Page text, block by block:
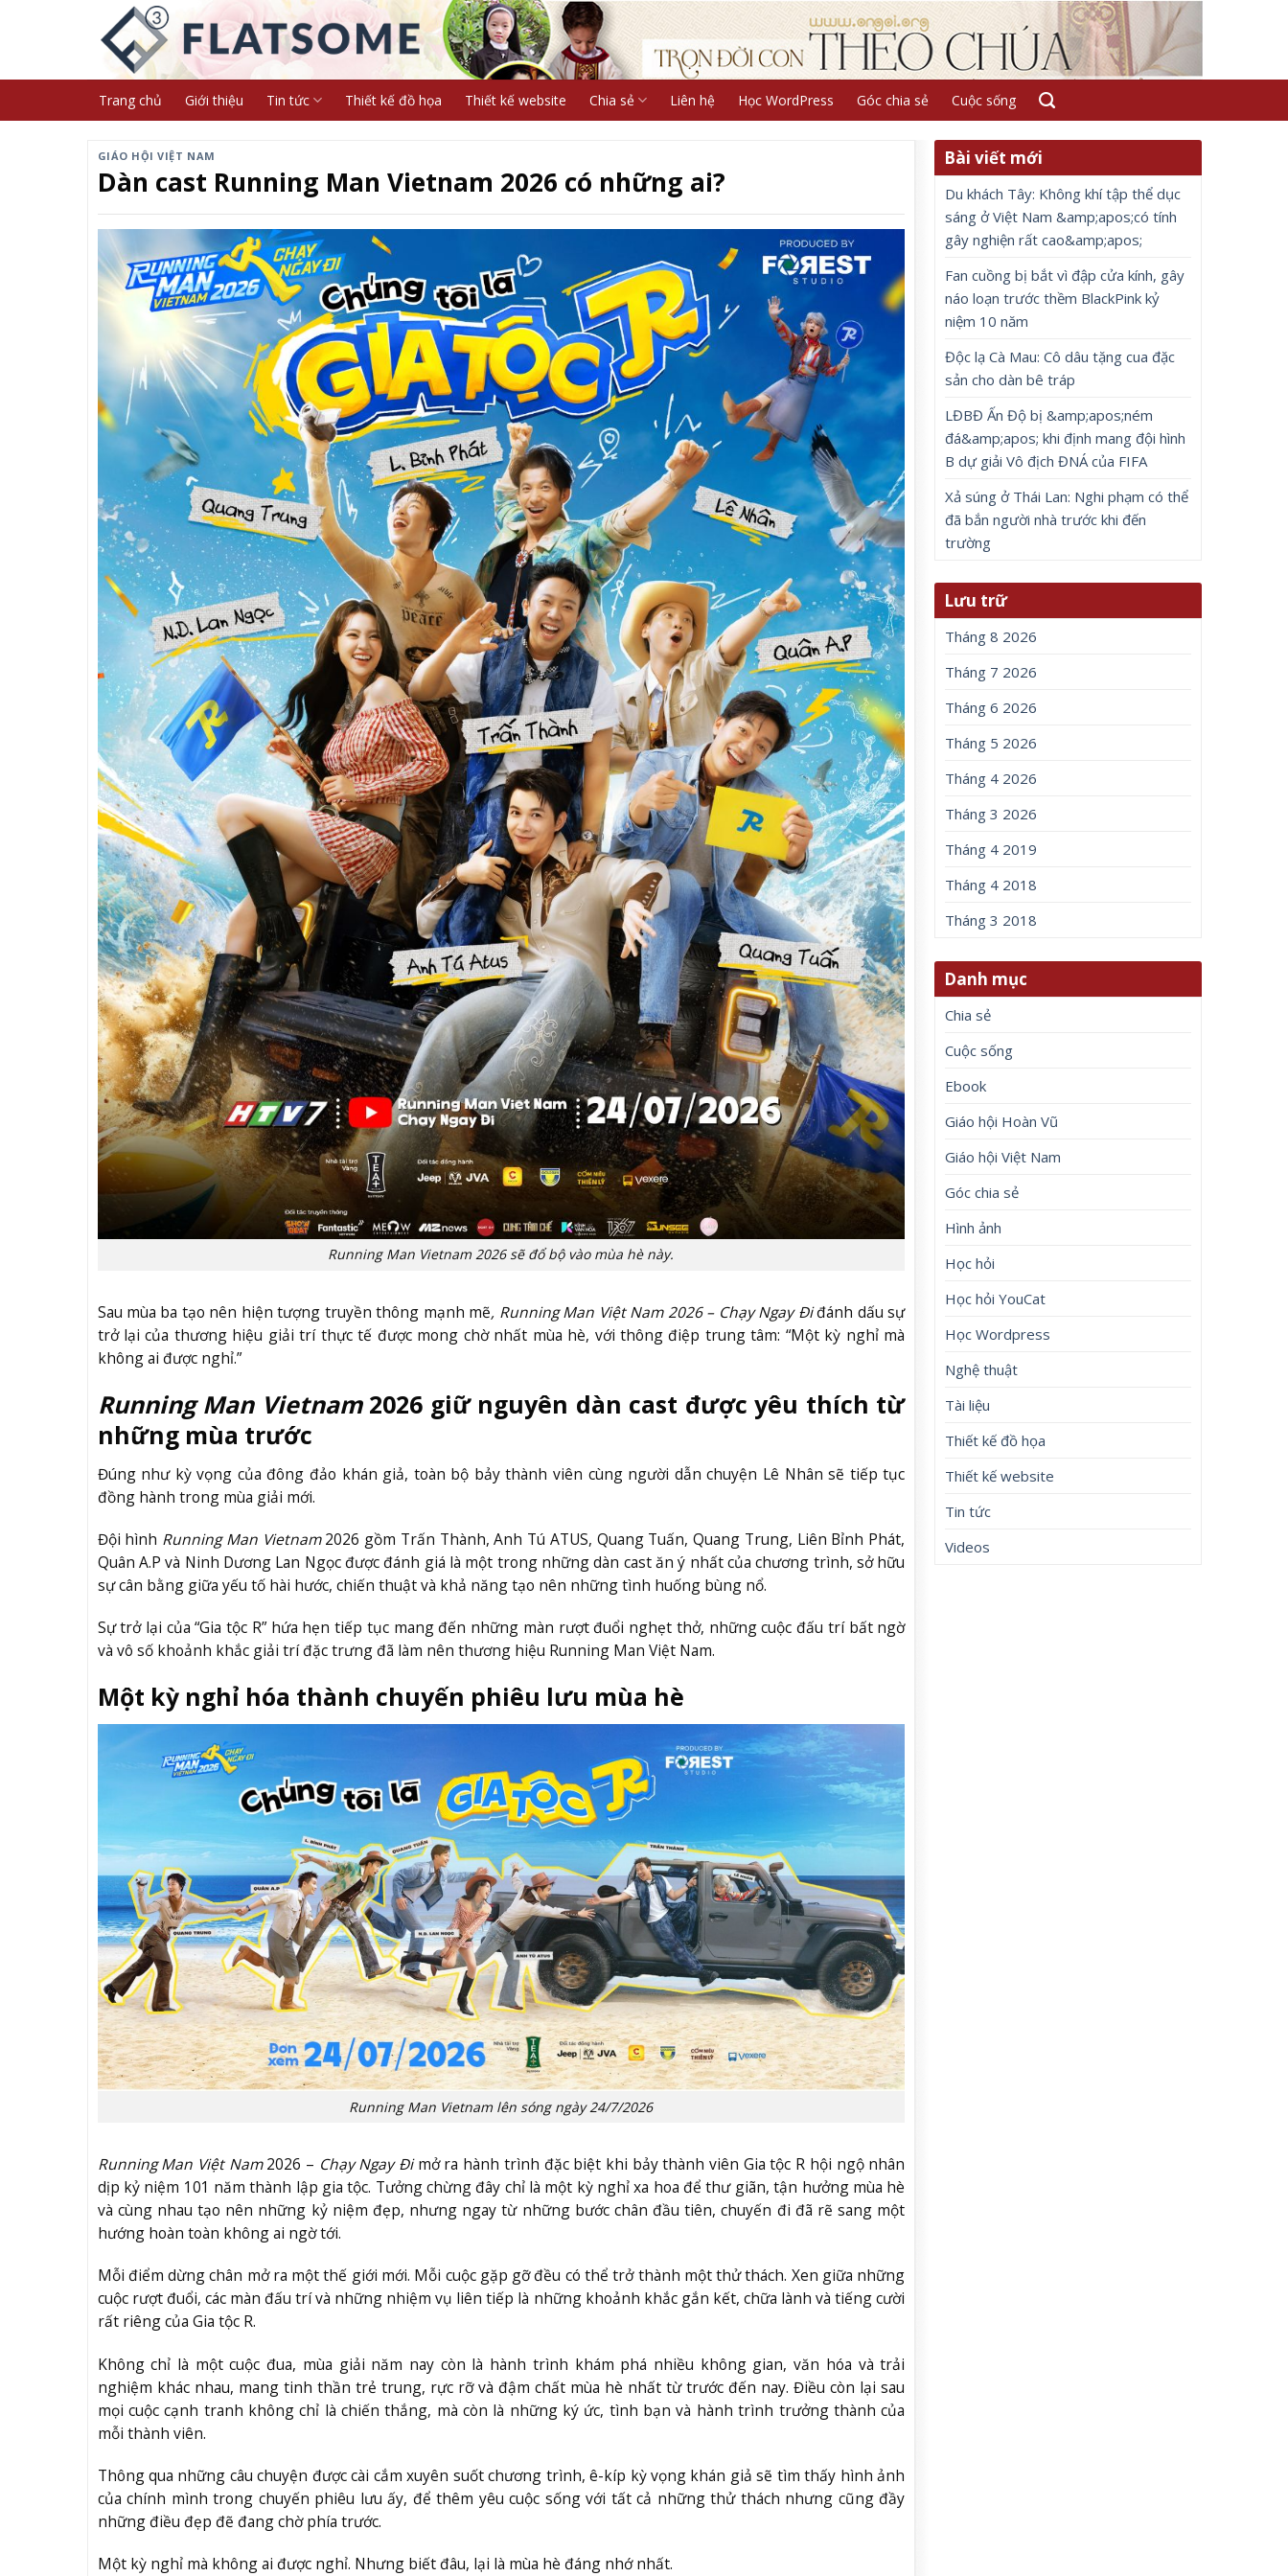
Trang chủ Giới thiệu Tin tức Thiết kế đồ họa Thiết kế website Chia sẻ Liên hệ Học WordPress Góc chia sẻ Cuộc sống
GIÁO HỘI VIỆT NAM
Dàn cast Running Man Vietnam 2026 có những ai?
Running Man Vietnam 2026 sẽ đổ bộ vào mùa hè này.
Sau mùa ba tạo nên hiện tượng truyền thông mạnh mẽ, Running Man Việt Nam 2026 – Chạy Ngay Điđánh dấu sự
trở lại của thương hiệu giải trí thực tế được mong chờ nhất mùa hè, với thông điệp trung tâm: “Một kỳ nghỉ mà
không ai được nghỉ.”
Running Man Vietnam2026 giữ nguyên dàn cast được yêu thích từ
những mùa trước
Đúng như kỳ vọng của đông đảo khán giả, toàn bộ bảy thành viên cùng người dẫn chuyện Lê Nhân sẽ tiếp tục
đồng hành trong mùa giải mới.
Đội hình Running Man Vietnam2026 gồm Trấn Thành, Anh Tú ATUS, Quang Tuấn, Quang Trung, Liên Bỉnh Phát,
Quân A.P và Ninh Dương Lan Ngọc được đánh giá là một trong những dàn cast ăn ý nhất của chương trình, sở hữu
sự cân bằng giữa yếu tố hài hước, chiến thuật và khả năng tạo nên những tình huống bùng nổ.
Sự trở lại của “Gia tộc R” hứa hẹn tiếp tục mang đến những màn rượt đuổi nghẹt thở, những cuộc đấu trí bất ngờ
và vô số khoảnh khắc giải trí đặc trưng đã làm nên thương hiệu Running Man Việt Nam.
Một kỳ nghỉ hóa thành chuyến phiêu lưu mùa hè
Running Man Vietnam lên sóng ngày 24/7/2026
Running Man Việt Nam2026 – Chạy Ngay Đimở ra hành trình đặc biệt khi bảy thành viên Gia tộc R hội ngộ nhân
dịp kỷ niệm 101 năm thành lập gia tộc. Tưởng chừng đây chỉ là một kỳ nghỉ xa hoa để thư giãn, tận hưởng mùa hè
và cùng nhau tạo nên những kỷ niệm đẹp, nhưng ngay từ những bước chân đầu tiên, chuyến đi đã rẽ sang một
hướng hoàn toàn không ai ngờ tới.
Mỗi điểm dừng chân mở ra một thế giới mới. Mỗi cuộc gặp gỡ đều có thể trở thành một thử thách. Xen giữa những
cuộc rượt đuổi, các màn đấu trí và những nhiệm vụ liên tiếp là những khoảnh khắc gắn kết, chữa lành và tiếng cười
rất riêng của Gia tộc R.
Không chỉ là một cuộc đua, mùa giải năm nay còn là hành trình khám phá nhiều không gian, văn hóa và trải
nghiệm khác nhau, mang tinh thần trẻ trung, rực rỡ và đậm chất mùa hè nhất từ trước đến nay. Điều còn lại sau
mọi cuộc cạnh tranh không chỉ là chiến thắng, mà còn là những ký ức, tình bạn và hành trình trưởng thành của
mỗi thành viên.
Thông qua những câu chuyện được cài cắm xuyên suốt chương trình, ê-kíp kỳ vọng khán giả sẽ tìm thấy hình ảnh
của chính mình trong chuyến phiêu lưu ấy, để thêm yêu cuộc sống với tất cả những thử thách nhưng cũng đầy
những điều đẹp đẽ đang chờ phía trước.
Một kỳ nghỉ mà không ai được nghỉ. Nhưng biết đâu, lại là mùa hè đáng nhớ nhất.
Bài viết mới
Du khách Tây: Không khí tập thể dục
sáng ở Việt Nam &amp;apos;có tính
gây nghiện rất cao&amp;apos;
Fan cuồng bị bắt vì đập cửa kính, gây
náo loạn trước thềm BlackPink kỷ
niệm 10 năm
Độc lạ Cà Mau: Cô dâu tặng cua đặc
sản cho dàn bê tráp
LĐBĐ Ấn Độ bị &amp;apos;ném
đá&amp;apos; khi định mang đội hình
B dự giải Vô địch ĐNÁ của FIFA
Xả súng ở Thái Lan: Nghi phạm có thể
đã bắn người nhà trước khi đến
trường
Lưu trữ
Tháng 8 2026
Tháng 7 2026
Tháng 6 2026
Tháng 5 2026
Tháng 4 2026
Tháng 3 2026
Tháng 4 2019
Tháng 4 2018
Tháng 3 2018
Danh mục
Chia sẻ
Cuộc sống
Ebook
Giáo hội Hoàn Vũ
Giáo hội Việt Nam
Góc chia sẻ
Hình ảnh
Học hỏi
Học hỏi YouCat
Học Wordpress
Nghệ thuật
Tài liệu
Thiết kế đồ họa
Thiết kế website
Tin tức
Videos